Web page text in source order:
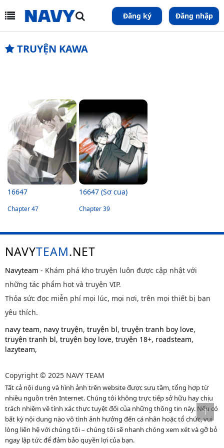
Đăng ký Đăng nhập
TRUYỆN KAWA
16647
Chapter 47
16647 (Sơ cua)
Chapter 39
NAVYTEAM.NET
Navyteam - Khám phá kho truyện luôn được cập nhật với
những tác phẩm hot và truyện VIP.
Thỏa sức đọc miễn phí mọi lúc, mọi nơi, trên mọi thiết bị bạn
yêu thích.
navy team, navy truyện, truyện bl, truyện tranh boy love,
truyện tranh bl, truyện boy love, truyện 18+, roadsteam,
lazyteam,
Copyright © 2025 NAVY TEAM
Tất cả nội dung và hình ảnh trên website được sưu tầm, tổng hợp từ
nhiều nguồn trên Internet. Chúng tôi không trực tiếp sở hữu hay chịu
trách nhiệm về tính xác thực tuyệt đối của những thông tin này. Nếu có
bất kỳ nội dung nào vô tình ảnh hưởng đến cá nhân hoặc tổ chức, vui
lòng liên hệ với chúng tôi – chúng tôi sẽ nhanh chóng xem xét và gỡ bỏ
ngay lập tức để đảm bảo quyền lợi của bạn.